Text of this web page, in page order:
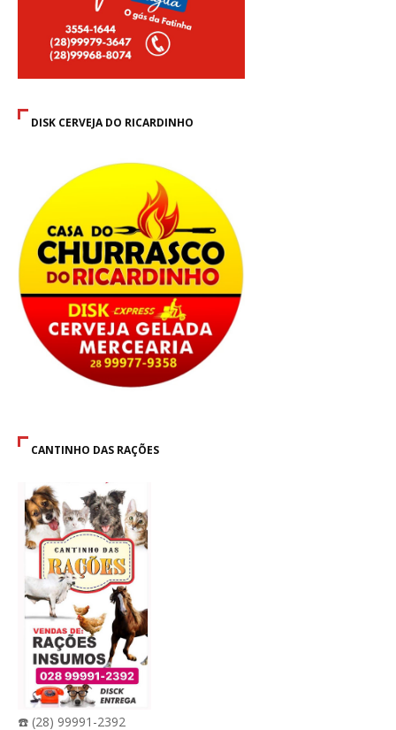
DISK CERVEJA DO RICARDINHO
CANTINHO DAS RAÇÕES
☎️ (28) 99991-2392